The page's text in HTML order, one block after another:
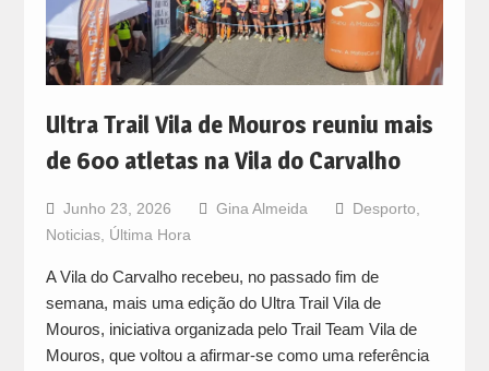
Ultra Trail Vila de Mouros reuniu mais
de 600 atletas na Vila do Carvalho
Junho 23, 2026 Gina Almeida Desporto
Noticias, Última Hora
A Vila do Carvalho recebeu, no passado fim de
semana, mais uma edição do Ultra Trail Vila de
Mouros, iniciativa organizada pelo Trail Team Vila de
Mouros, que voltou a afirmar-se como uma referência